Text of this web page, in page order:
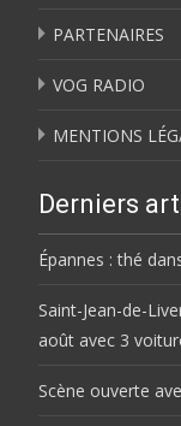
PARTENAIRES
VOG RADIO
MENTIONS
Derniers
Épannes : thé
Saint-Jean-de-
août avec 3
Scène ouverte